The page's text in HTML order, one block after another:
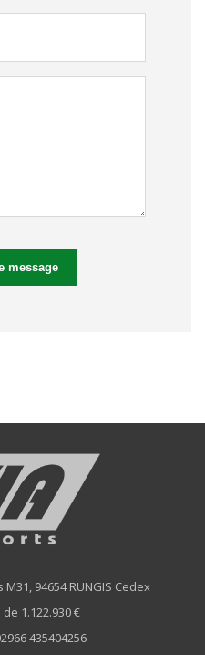
message
94654 RUNGIS Cedex
1.122.930 €
435404256